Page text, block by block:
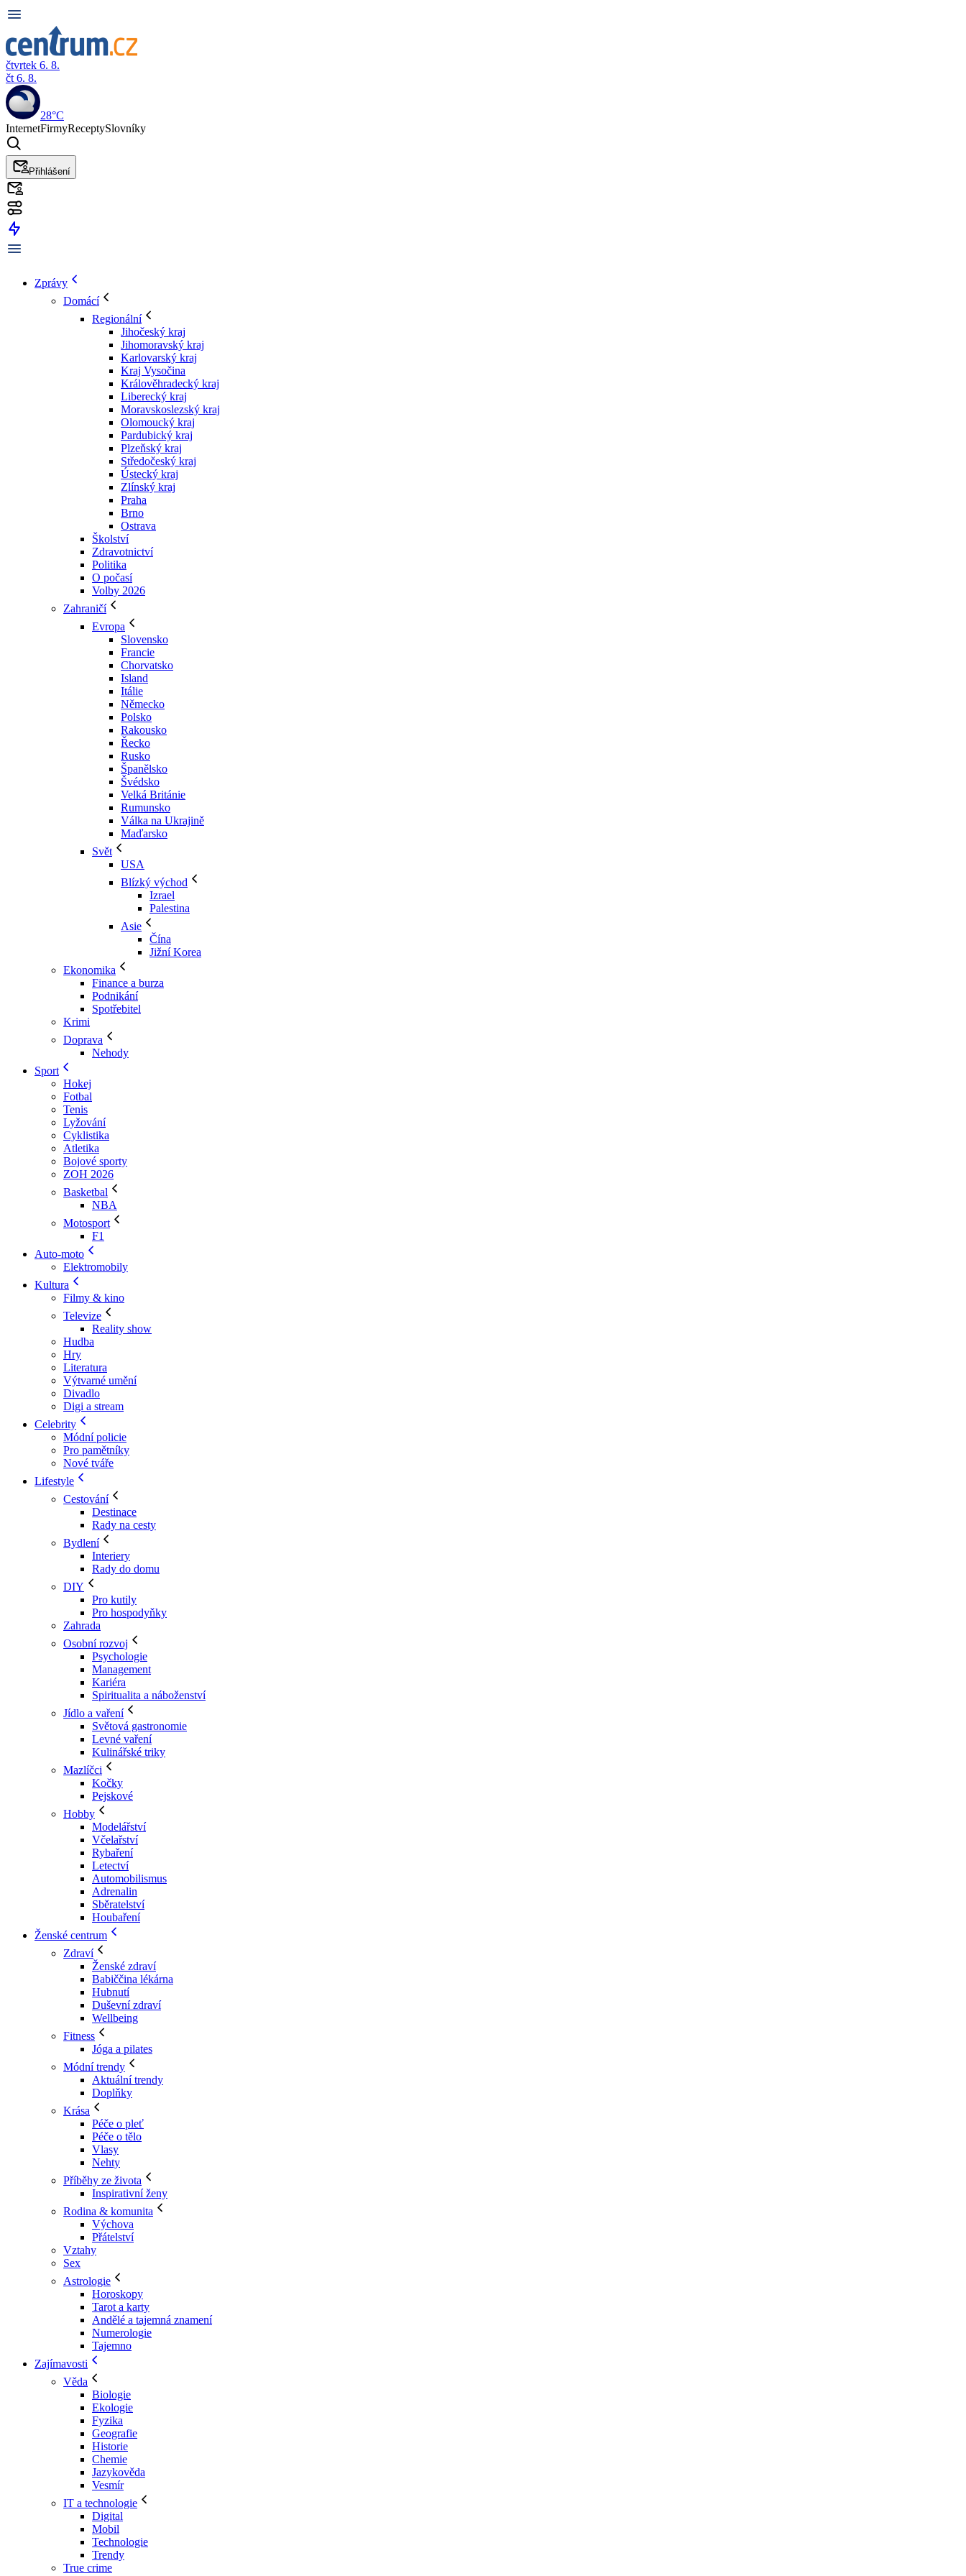
čtvrtek 6. 8.
čt 6. 8.
28°C
InternetFirmyReceptySlovníky
Přihlášení
Zprávy
Domácí
Regionální
Jihočeský kraj
Jihomoravský kraj
Karlovarský kraj
Kraj Vysočina
Králověhradecký kraj
Liberecký kraj
Moravskoslezský kraj
Olomoucký kraj
Pardubický kraj
Plzeňský kraj
Středočeský kraj
Ústecký kraj
Zlínský kraj
Praha
Brno
Ostrava
Školství
Zdravotnictví
Politika
O počasí
Volby 2026
Zahraničí
Evropa
Slovensko
Francie
Chorvatsko
Island
Itálie
Německo
Polsko
Rakousko
Řecko
Rusko
Španělsko
Švédsko
Velká Británie
Rumunsko
Válka na Ukrajině
Maďarsko
Svět
USA
Blízký východ
Izrael
Palestina
Asie
Čína
Jižní Korea
Ekonomika
Finance a burza
Podnikání
Spotřebitel
Krimi
Doprava
Nehody
Sport
Hokej
Fotbal
Tenis
Lyžování
Cyklistika
Atletika
Bojové sporty
ZOH 2026
Basketbal
NBA
Motosport
F1
Auto-moto
Elektromobily
Kultura
Filmy & kino
Televize
Reality show
Hudba
Hry
Literatura
Výtvarné umění
Divadlo
Digi a stream
Celebrity
Módní policie
Pro pamětníky
Nové tváře
Lifestyle
Cestování
Destinace
Rady na cesty
Bydlení
Interiery
Rady do domu
DIY
Pro kutily
Pro hospodyňky
Zahrada
Osobní rozvoj
Psychologie
Management
Kariéra
Spiritualita a náboženství
Jídlo a vaření
Světová gastronomie
Levné vaření
Kulinářské triky
Mazlíčci
Kočky
Pejskové
Hobby
Modelářství
Včelařství
Rybaření
Letectví
Automobilismus
Adrenalin
Sběratelství
Houbaření
Ženské centrum
Zdraví
Ženské zdraví
Babiččina lékárna
Hubnutí
Duševní zdraví
Wellbeing
Fitness
Jóga a pilates
Módní trendy
Aktuální trendy
Doplňky
Krása
Péče o pleť
Péče o tělo
Vlasy
Nehty
Příběhy ze života
Inspirativní ženy
Rodina & komunita
Výchova
Přátelství
Vztahy
Sex
Astrologie
Horoskopy
Tarot a karty
Andělé a tajemná znamení
Numerologie
Tajemno
Zajímavosti
Věda
Biologie
Ekologie
Fyzika
Geografie
Historie
Chemie
Jazykověda
Vesmír
IT a technologie
Digital
Mobil
Technologie
Trendy
True crime